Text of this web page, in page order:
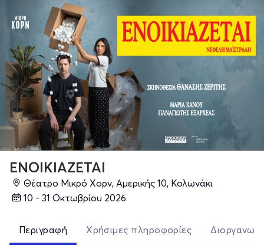
ΕΝΟΙΚΙΑΖΕΤΑΙ
Θέατρο Μικρό Χορν, Αμερικής 10, Κολωνάκι
10 - 31 Οκτωβρίου 2026
Περιγραφή Χρήσιμες πληροφορίες